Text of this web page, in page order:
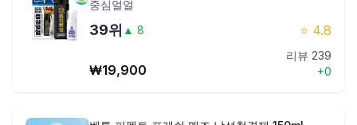
중심얼얼
39위 ▲ 8 ⭐ 4.8
₩19,900
리뷰 239
+0